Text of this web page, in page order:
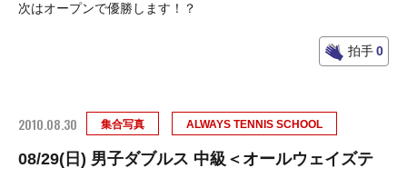
次はオープンで優勝します！？
拍手0
2010.08.30 集合写真 ALWAYS TENNIS SCHOOL
08/29(日) 男子ダブルス 中級＜オールウェイズテ